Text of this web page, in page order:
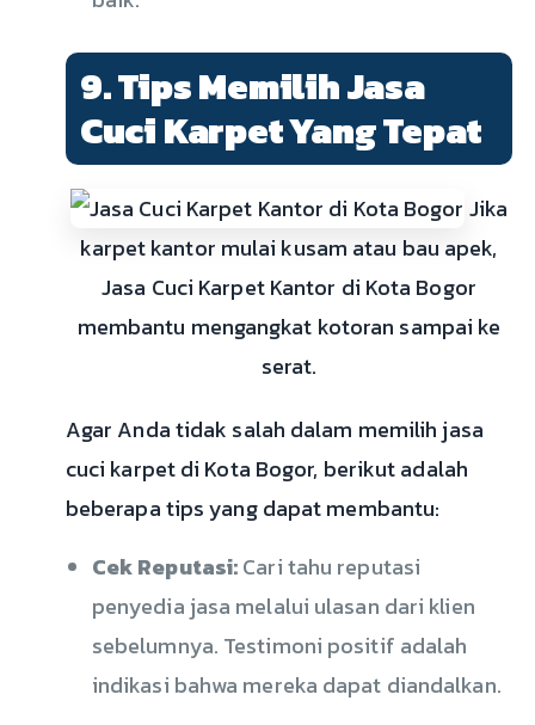
9. Tips Memilih Jasa
Cuci Karpet Yang Tepat
Jika
karpet kantor mulai kusam atau bau apek,
Jasa Cuci Karpet Kantor di Kota Bogor
membantu mengangkat kotoran sampai ke
serat.
Agar Anda tidak salah dalam memilih jasa
cuci karpet di Kota Bogor, berikut adalah
beberapa tips yang dapat membantu:
Cek Reputasi:Cari tahu reputasi
penyedia jasa melalui ulasan dari klien
sebelumnya. Testimoni positif adalah
indikasi bahwa mereka dapat diandalkan.